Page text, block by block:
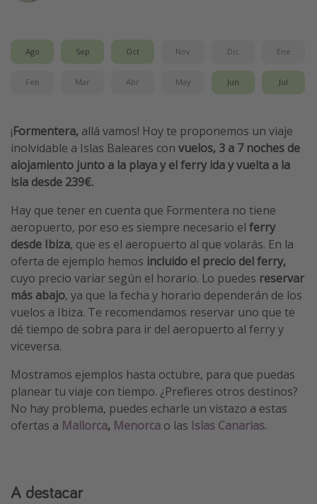
Trabajar en el extranjero
Parques de atracciones
Viaja con musicales
El Rey León el musical
Harry Potter en Londres y otros destinos
Eventos deportivos
Ago Sep Oct Nov Dic Ene
Feb Mar Abr May Jun Jul
¡Formentera, allá vamos! Hoy te proponemos un viaje
inolvidable a Islas Baleares con vuelos, 3 a 7 noches de
alojamiento junto a la playa y el ferry ida y vuelta a la
isla desde 239€.
Hay que tener en cuenta que Formentera no tiene
aeropuerto, por eso es siempre necesario el ferry
desde Ibiza, que es el aeropuerto al que volarás. En la
oferta de ejemplo hemos incluido el precio del ferry,
cuyo precio variar según el horario. Lo puedes reservar
más abajo, ya que la fecha y horario dependerán de los
vuelos a Ibiza. Te recomendamos reservar uno que te
dé tiempo de sobra para ir del aeropuerto al ferry y
viceversa.
Mostramos ejemplos hasta octubre, para que puedas
planear tu viaje con tiempo. ¿Prefieres otros destinos?
No hay problema, puedes echarle un vistazo a estas
ofertas a Mallorca, Menorca o las Islas Canarias.
A destacar